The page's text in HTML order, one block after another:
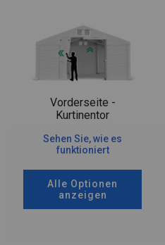
Vorderseite -
Kurtinentor
Sehen Sie, wie es
funktioniert
Alle Optionen
anzeigen